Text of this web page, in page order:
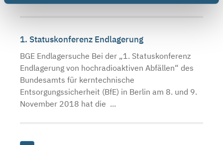
1. Statuskonferenz Endlagerung
BGE Endlagersuche Bei der „1. Statuskonferenz
Endlagerung von hochradioaktiven Abfällen“ des
Bundesamts für kerntechnische
Entsorgungssicherheit (BfE) in Berlin am 8. und 9.
November 2018 hat die ...